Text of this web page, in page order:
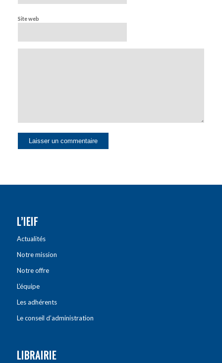
Site web
L’IEIF
Actualités
Notre mission
Notre offre
L’équipe
Les adhérents
Le conseil d’administration
LIBRAIRIE